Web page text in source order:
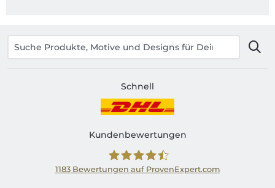
Schnell
Kundenbewertungen
1183Bewertungen auf ProvenExpert.com